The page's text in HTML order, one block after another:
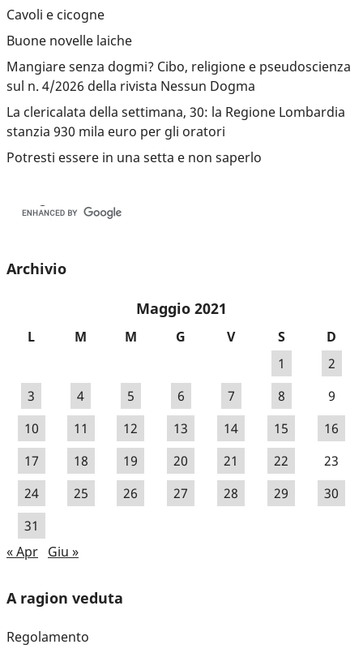
Cavoli e cicogne
Buone novelle laiche
Mangiare senza dogmi? Cibo, religione e pseudoscienza
sul n. 4/2026 della rivista Nessun Dogma
La clericalata della settimana, 30: la Regione Lombardia
stanzia 930 mila euro per gli oratori
Potresti essere in una setta e non saperlo
Archivio
Maggio 2021
L M M G V S
D
1
2
3
4 5 6 7 8
9
10
11 12 13 14 15
16
17
18 19 20 21 22
23
24
25 26 27 28 29
30
31
« Apr Giu »
A ragion veduta
Regolamento